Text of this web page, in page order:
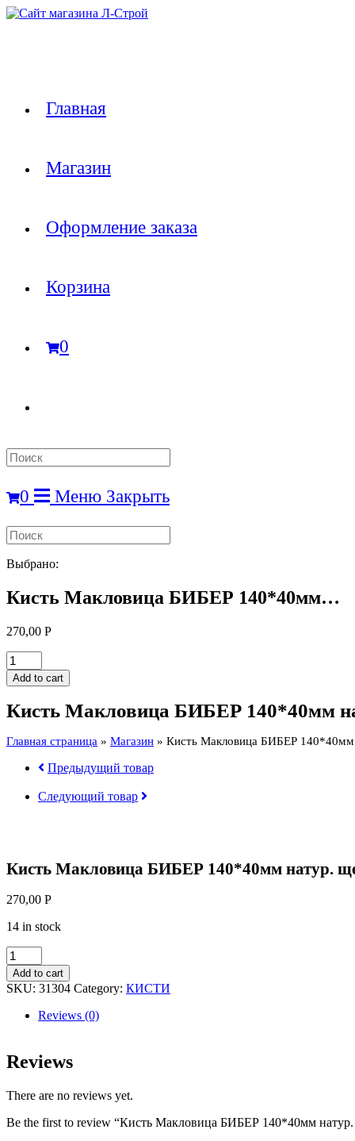
Перейти
Главная
Магазин
Оформление заказа
Корзина
0
Search
this
0 Меню Закрыть
Search
this
website
Выбрано:
Кисть Макловица БИБЕР 140*40мм…
270,00 Р
Кисть
Макловица
БИБЕР
натур.
,
31304
Add to cart
Кисть Макловица БИБЕР 140*40мм
Главная страница » Магазин » Кисть Макловица БИБЕР 140*40мм
Предыдущий товар
Следующий товар
Кисть Макловица БИБЕР 140*40мм натур.
270,00 Р
14 in stock
Кисть
Макловица
БИБЕР
140*40мм
натур.
щетина
пл.ручка
31304
Add to cart
SKU: 31304 Category: КИСТИ
Reviews (0)
Reviews
There are no reviews yet.
Be the first to review “Кисть Макловица БИБЕР 140*40мм натур.